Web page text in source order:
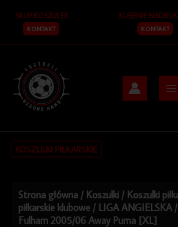
treści
SKUP KOSZULEK
KONTAKT
KLEJENIE
KONTAKT
KOSZULKI PIŁKARSKIE
Strona główna / Koszulki / Koszulki
piłkarskie klubowe / LIGA ANGIELSKA
Fulham 2005/06 Away Puma [XL]